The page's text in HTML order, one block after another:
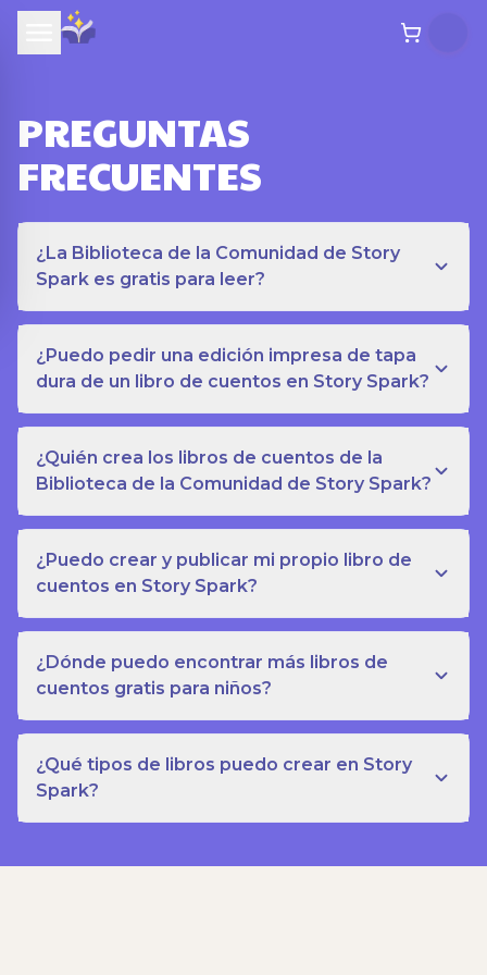
PREGUNTAS
FRECUENTES
¿La Biblioteca de la Comunidad de Story
Spark es gratis para leer?
¿Puedo pedir una edición impresa de tapa
dura de un libro de cuentos en Story Spark?
¿Quién crea los libros de cuentos de la
Biblioteca de la Comunidad de Story Spark?
¿Puedo crear y publicar mi propio libro de
cuentos en Story Spark?
¿Dónde puedo encontrar más libros de
cuentos gratis para niños?
¿Qué tipos de libros puedo crear en Story
Spark?